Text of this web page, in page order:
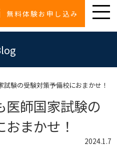
無料体験お申し込み
験の受験対策予備校におまかせ！
医師国家試験の
まかせ！
2024.1.7